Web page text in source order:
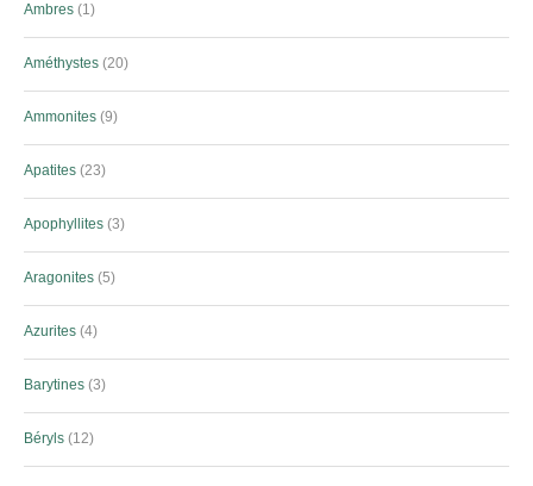
Ambres 1
Améthystes 20
Ammonites 9
Apatites 23
Apophyllites 3
Aragonites 5
Azurites 4
Barytines 3
Béryls 12